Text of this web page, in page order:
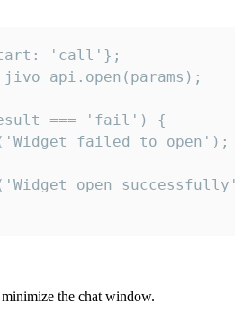
'call'};
=== 'fail') {
failed to open');
open
the chat window.